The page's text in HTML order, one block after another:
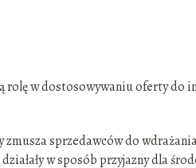
rolę w dostosowywaniu oferty
sprzedawców do
w sposób przyjazny dla